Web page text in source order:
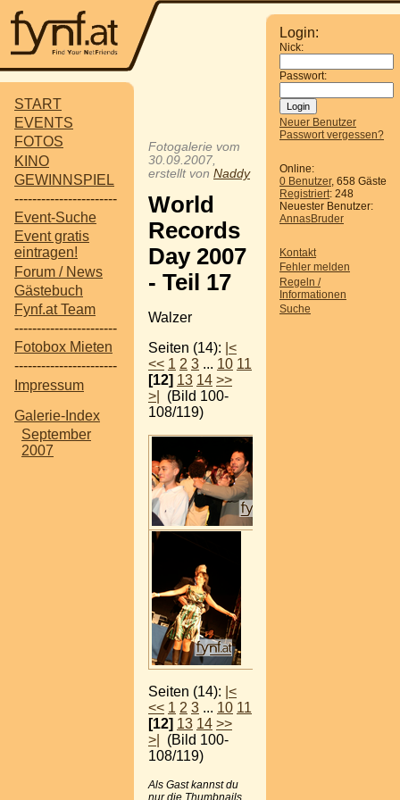
START
EVENTS
FOTOS
KINO
GEWINNSPIEL
-----------------------
Event-Suche
Event gratis
eintragen!
Forum / News
Gästebuch
Fynf.at Team
-----------------------
Fotobox Mieten
-----------------------
Impressum
Galerie-Index
September
2007
Login:
Nick:
Passwort:
Neuer Benutzer
Passwort vergessen?
Online:
0 Benutzer, 658 Gäste
Registriert: 248
Neuester Benutzer:
AnnasBruder
Kontakt
Fehler melden
Regeln /
Informationen
Suche
Fotogalerie vom
30.09.2007,
erstellt von Naddy
World
Records
Day 2007
- Teil 17
Walzer
Seiten (14): |<
<< 1 2 3 ... 10 11
[12] 13 14 >>
>|
(Bild 100-
108/119)
Seiten (14): |<
<< 1 2 3 ... 10 11
[12] 13 14 >>
>|
(Bild 100-
108/119)
Als Gast kannst du
nur die Thumbnails